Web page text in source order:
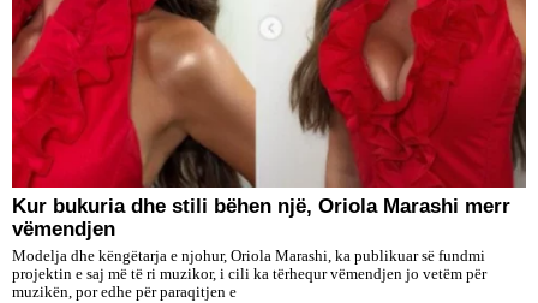
Kur bukuria dhe stili bëhen një, Oriola Marashi merr
vëmendjen
Modelja dhe këngëtarja e njohur, Oriola Marashi, ka publikuar së fundmi
projektin e saj më të ri muzikor, i cili ka tërhequr vëmendjen jo vetëm për
muzikën, por edhe për paraqitjen e